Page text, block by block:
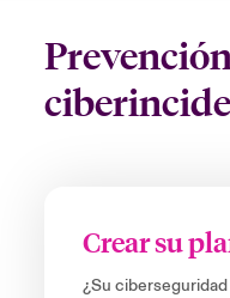
Crear su
¿Su